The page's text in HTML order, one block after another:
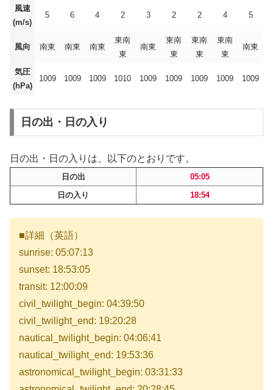
風速
(m/s)
5 6 4 2 3 2 2 4 5
風向 南東 南東 南東
東南
東
南東
東南
東
東南
東
東南
東
南東
気圧
(hPa)
1009 1009 1009 1010 1009 1009 1009 1009 1009
日の出・日の入り
日の出・日の入りは、以下のとおりです。
日の出
05:05
日の入り
18:54
■詳細（英語）
sunrise: 05:07:13
sunset: 18:53:05
transit: 12:00:09
civil_twilight_begin: 04:39:50
civil_twilight_end: 19:20:28
nautical_twilight_begin: 04:06:41
nautical_twilight_end: 19:53:36
astronomical_twilight_begin: 03:31:33